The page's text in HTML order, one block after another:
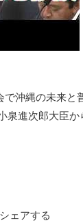
沖縄の未来
進次郎大臣
シェアする